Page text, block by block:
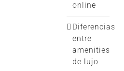
online
Diferencias
entre
amenities
de lujo